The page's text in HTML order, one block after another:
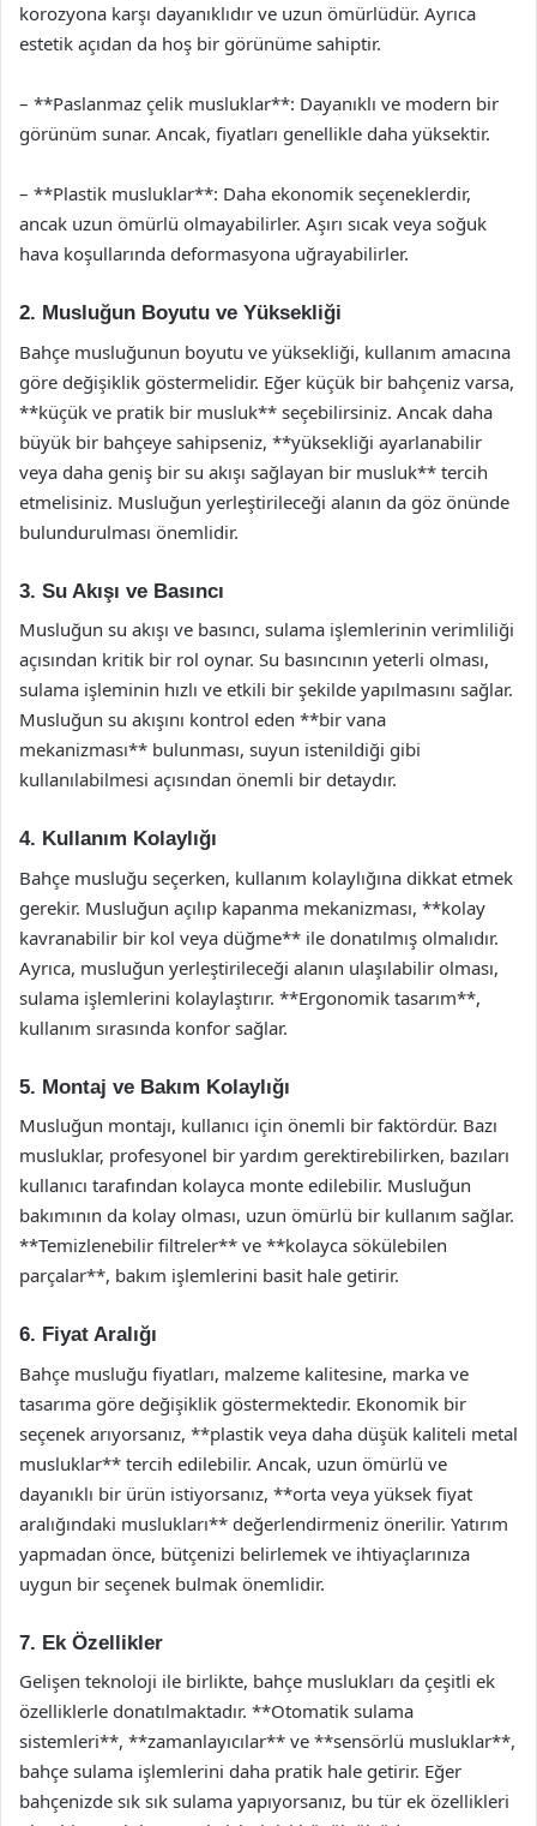
korozyona karşı dayanıklıdır ve uzun ömürlüdür. Ayrıca
estetik açıdan da hoş bir görünüme sahiptir.
– **Paslanmaz çelik musluklar**: Dayanıklı ve modern bir
görünüm sunar. Ancak, fiyatları genellikle daha yüksektir.
– **Plastik musluklar**: Daha ekonomik seçeneklerdir,
ancak uzun ömürlü olmayabilirler. Aşırı sıcak veya soğuk
hava koşullarında deformasyona uğrayabilirler.
2. Musluğun Boyutu ve Yüksekliği
Bahçe musluğunun boyutu ve yüksekliği, kullanım amacına
göre değişiklik göstermelidir. Eğer küçük bir bahçeniz varsa,
**küçük ve pratik bir musluk** seçebilirsiniz. Ancak daha
büyük bir bahçeye sahipseniz, **yüksekliği ayarlanabilir
veya daha geniş bir su akışı sağlayan bir musluk** tercih
etmelisiniz. Musluğun yerleştirileceği alanın da göz önünde
bulundurulması önemlidir.
3. Su Akışı ve Basıncı
Musluğun su akışı ve basıncı, sulama işlemlerinin verimliliği
açısından kritik bir rol oynar. Su basıncının yeterli olması,
sulama işleminin hızlı ve etkili bir şekilde yapılmasını sağlar.
Musluğun su akışını kontrol eden **bir vana
mekanizması** bulunması, suyun istenildiği gibi
kullanılabilmesi açısından önemli bir detaydır.
4. Kullanım Kolaylığı
Bahçe musluğu seçerken, kullanım kolaylığına dikkat etmek
gerekir. Musluğun açılıp kapanma mekanizması, **kolay
kavranabilir bir kol veya düğme** ile donatılmış olmalıdır.
Ayrıca, musluğun yerleştirileceği alanın ulaşılabilir olması,
sulama işlemlerini kolaylaştırır. **Ergonomik tasarım**,
kullanım sırasında konfor sağlar.
5. Montaj ve Bakım Kolaylığı
Musluğun montajı, kullanıcı için önemli bir faktördür. Bazı
musluklar, profesyonel bir yardım gerektirebilirken, bazıları
kullanıcı tarafından kolayca monte edilebilir. Musluğun
bakımının da kolay olması, uzun ömürlü bir kullanım sağlar.
**Temizlenebilir filtreler** ve **kolayca sökülebilen
parçalar**, bakım işlemlerini basit hale getirir.
6. Fiyat Aralığı
Bahçe musluğu fiyatları, malzeme kalitesine, marka ve
tasarıma göre değişiklik göstermektedir. Ekonomik bir
seçenek arıyorsanız, **plastik veya daha düşük kaliteli metal
musluklar** tercih edilebilir. Ancak, uzun ömürlü ve
dayanıklı bir ürün istiyorsanız, **orta veya yüksek fiyat
aralığındaki muslukları** değerlendirmeniz önerilir. Yatırım
yapmadan önce, bütçenizi belirlemek ve ihtiyaçlarınıza
uygun bir seçenek bulmak önemlidir.
7. Ek Özellikler
Gelişen teknoloji ile birlikte, bahçe muslukları da çeşitli ek
özelliklerle donatılmaktadır. **Otomatik sulama
sistemleri**, **zamanlayıcılar** ve **sensörlü musluklar**,
bahçe sulama işlemlerini daha pratik hale getirir. Eğer
bahçenizde sık sık sulama yapıyorsanız, bu tür ek özellikleri